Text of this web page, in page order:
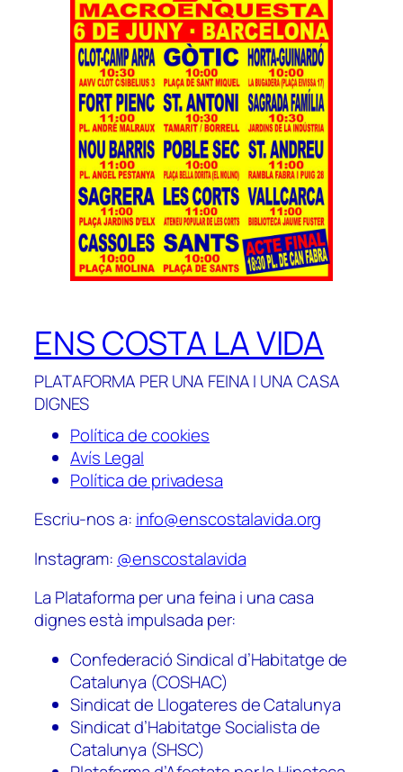
ENS COSTA LA VIDA
PLATAFORMA PER UNA FEINA I UNA CASA
DIGNES
Política de cookies
Avís Legal
Política de privadesa
Escriu-nos a: info@enscostalavida.org
Instagram: @enscostalavida
La Plataforma per una feina i una casa
dignes està impulsada per:
Confederació Sindical d’Habitatge de
Catalunya (COSHAC)
Sindicat de Llogateres de Catalunya
Sindicat d’Habitatge Socialista de
Catalunya (SHSC)